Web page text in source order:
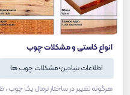
انواع کاستی و مشکلات چوب
اطلاعات بنیادین،مشکلات چوب ها
هرگونه تغییر در ساختار نرمال یک چوب